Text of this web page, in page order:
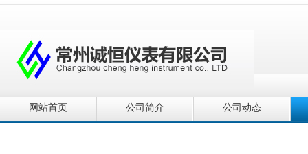
网站首页 公司简介 公司动态